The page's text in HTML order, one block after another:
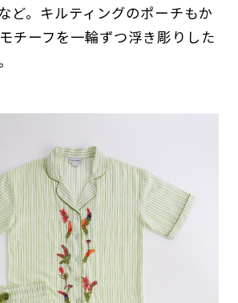
ど。キルティングのポーチもか
チーフを一輪ずつ浮き彫りした